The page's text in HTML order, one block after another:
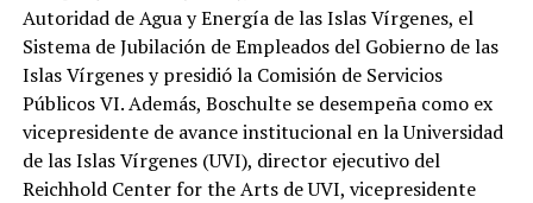
Autoridad de Agua y Energía de las Islas Vírgenes, el
Sistema de Jubilación de Empleados del Gobierno de las
Islas Vírgenes y presidió la Comisión de Servicios
Públicos VI. Además, Boschulte se desempeña como ex
vicepresidente de avance institucional en la Universidad
de las Islas Vírgenes (UVI), director ejecutivo del
Reichhold Center for the Arts de UVI, vicepresidente